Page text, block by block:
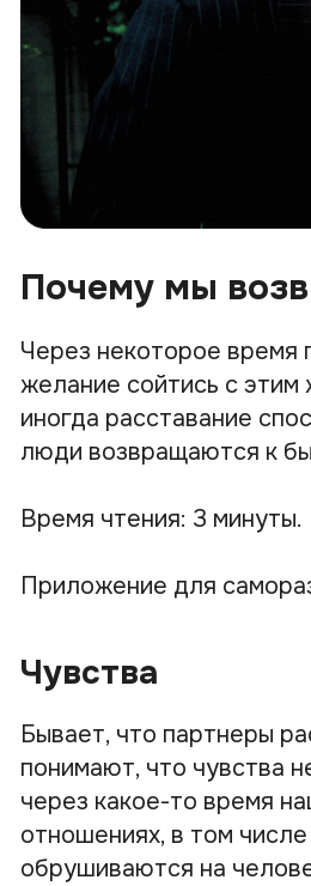
Почему мы
Через некоторое время
желание сойтись с
иногда расставание
люди возвращаются к
Время чтения: 3 минуты.
Приложение для
Чувства
Бывает, что партнеры
понимают, что чувства
через какое-то время
отношениях, в том
обрушиваются на